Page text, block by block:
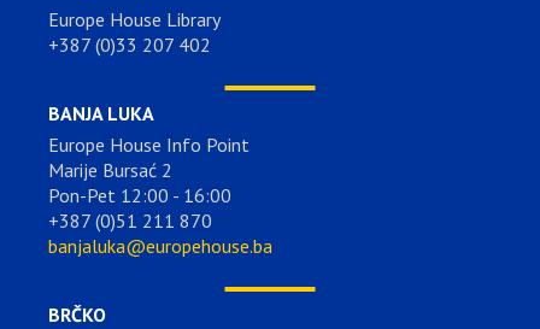
Europe House Library
+387 (0)33 207 402
BANJA LUKA
Europe House Info Point
Marije Bursać 2
Pon-Pet 12:00 - 16:00
+387 (0)51 211 870
banjaluka@europehouse.ba
BRČKO